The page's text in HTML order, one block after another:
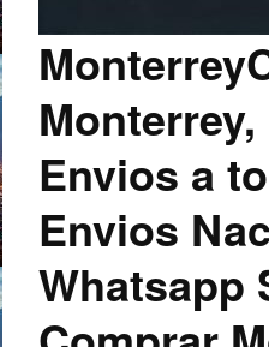
Envios a
Envios
Whatsapp